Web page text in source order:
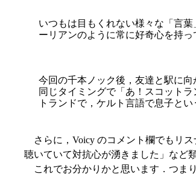
いつもは目もくれない様々な「言
ーリアンのように常に好奇心を持
今回の千本ノック後，友達と駅に
同じタイミングで「あ！スコット
トランドで，ケルト言語で息子と
さらに，Voicy のコメント欄でもリス
聴いていて対抗心が湧きました」など
これでお分かりかと思います．つま